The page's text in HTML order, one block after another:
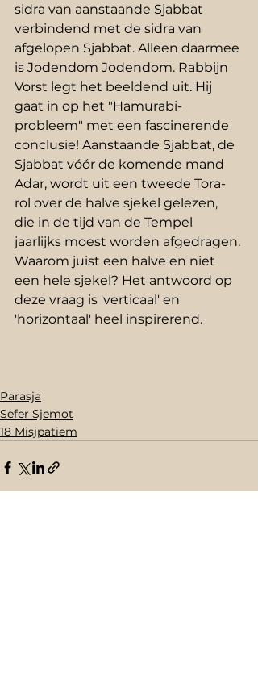
sidra van aanstaande Sjabbat
verbindend met de sidra van
afgelopen Sjabbat. Alleen daarmee
is Jodendom Jodendom. Rabbijn
Vorst legt het beeldend uit. Hij
gaat in op het "Hamurabi-
probleem" met een fascinerende
conclusie! Aanstaande Sjabbat, de
Sjabbat vóór de komende mand
Adar, wordt uit een tweede Tora-
rol over de halve sjekel gelezen,
die in de tijd van de Tempel
jaarlijks moest worden afgedragen.
Waarom juist een halve en niet
een hele sjekel? Het antwoord op
deze vraag is 'verticaal' en
'horizontaal' heel inspirerend.
Parasja
Sefer Sjemot
18 Misjpatiem